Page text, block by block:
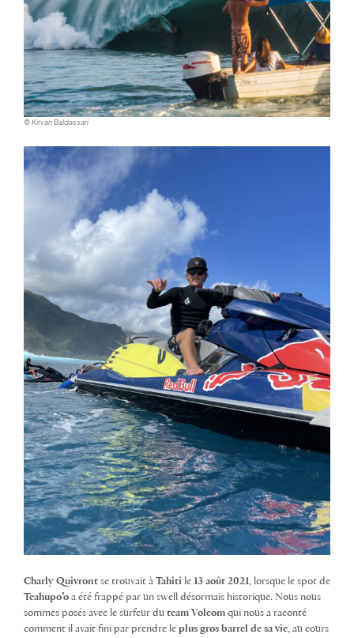
© Kirvan Baldassari
Charly Quivront se trouvait à Tahiti le 13 août 2021, lorsque le spot de
Teahupo’o a été frappé par un swell désormais historique. Nous nous
sommes posés avec le surfeur du team Volcom qui nous a raconté
comment il avait fini par prendre le plus gros barrel de sa vie, au cours